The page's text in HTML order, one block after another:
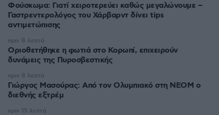
Φούσκωμα: Γιατί χειροτερεύει καθώς μεγαλώνουμε –
Γαστρεντερολόγος του Χάρβαρντ δίνει tips
αντιμετώπισης
Οριοθετήθηκε η φωτιά στο Κορωπί, επιχειρούν
δυνάμεις της Πυροσβεστικής
πριν 8 λεπτά
Γιώργος Μασούρας: Από τον Ολυμπιακό στη ΝΕΟΜ ο
διεθνής εξτρέμ
πριν 8 λεπτά
πριν 15 λεπτά